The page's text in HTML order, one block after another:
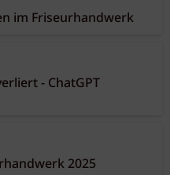
im Friseurhandwerk
- ChatGPT
2025